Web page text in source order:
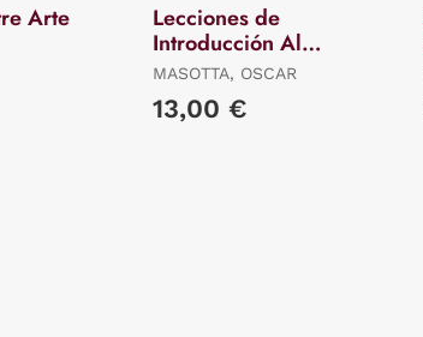
Arte
Lecciones de
Introducción Al
Psicoanálisis
MASOTTA, OSCAR
13,00 €